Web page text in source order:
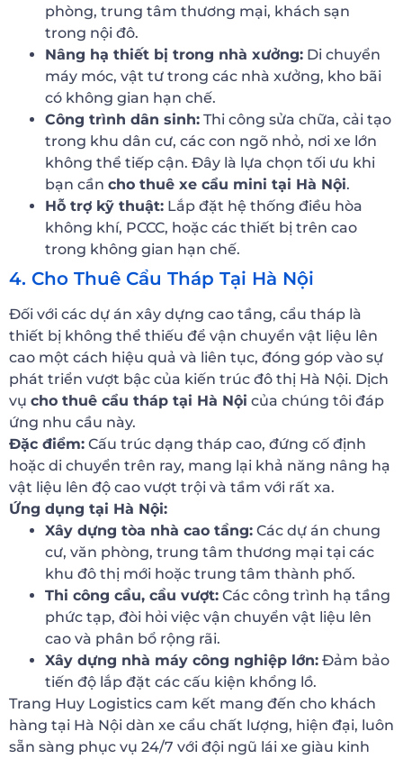
phòng, trung tâm thương mại, khách sạn
trong nội đô.
Nâng hạ thiết bị trong nhà xưởng: Di chuyển
máy móc, vật tư trong các nhà xưởng, kho bãi
có không gian hạn chế.
Công trình dân sinh: Thi công sửa chữa, cải tạo
trong khu dân cư, các con ngõ nhỏ, nơi xe lớn
không thể tiếp cận. Đây là lựa chọn tối ưu khi
bạn cần cho thuê xe cẩu mini tại Hà Nội.
Hỗ trợ kỹ thuật: Lắp đặt hệ thống điều hòa
không khí, PCCC, hoặc các thiết bị trên cao
trong không gian hạn chế.
4. Cho Thuê Cẩu Tháp Tại Hà Nội
Đối với các dự án xây dựng cao tầng, cẩu tháp là
thiết bị không thể thiếu để vận chuyển vật liệu lên
cao một cách hiệu quả và liên tục, đóng góp vào sự
phát triển vượt bậc của kiến trúc đô thị Hà Nội. Dịch
vụ cho thuê cẩu tháp tại Hà Nội của chúng tôi đáp
ứng nhu cầu này.
Đặc điểm: Cấu trúc dạng tháp cao, đứng cố định
hoặc di chuyển trên ray, mang lại khả năng nâng hạ
vật liệu lên độ cao vượt trội và tầm với rất xa.
Ứng dụng tại Hà Nội:
Xây dựng tòa nhà cao tầng: Các dự án chung
cư, văn phòng, trung tâm thương mại tại các
khu đô thị mới hoặc trung tâm thành phố.
Thi công cầu, cầu vượt: Các công trình hạ tầng
phức tạp, đòi hỏi việc vận chuyển vật liệu lên
cao và phân bổ rộng rãi.
Xây dựng nhà máy công nghiệp lớn: Đảm bảo
tiến độ lắp đặt các cấu kiện khổng lồ.
Trang Huy Logistics cam kết mang đến cho khách
hàng tại Hà Nội dàn xe cẩu chất lượng, hiện đại, luôn
sẵn sàng phục vụ 24/7 với đội ngũ lái xe giàu kinh